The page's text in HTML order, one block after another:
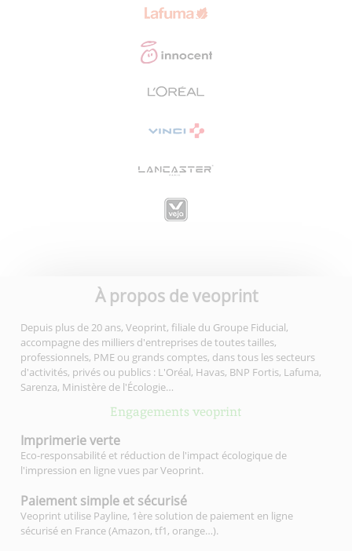
À propos de veoprint
Depuis plus de 20 ans, Veoprint, filiale du Groupe Fiducial,
accompagne des milliers d'entreprises de toutes tailles,
professionnels, PME ou grands comptes, dans tous les secteurs
d'activités, privés ou publics : L'Oréal, Havas, BNP Fortis, Lafuma,
Sarenza, Ministère de l'Écologie…
Engagements veoprint
Imprimerieverte
Eco-responsabilité et réduction de l'impact écologique de
l'impression en ligne vues par Veoprint.
Paiement simple et sécurisé
Veoprint utilise Payline, 1ère solution de paiement en ligne
sécurisé en France (Amazon, tf1, orange…).